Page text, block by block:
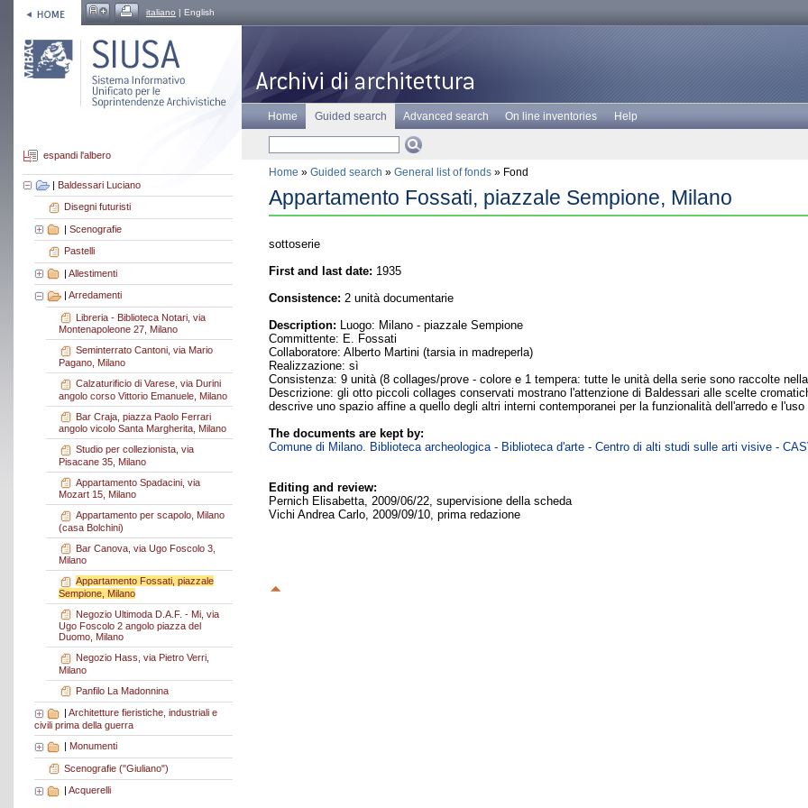
italiano | English
espandi l'albero
| Baldessari Luciano
Disegni futuristi
| Scenografie
Pastelli
| Allestimenti
Arredamenti
Libreria - Biblioteca Notari, via
Montenapoleone 27, Milano
Seminterrato Cantoni, via Mario
Pagano, Milano
Calzaturificio di Varese, via Durini
angolo corso Vittorio Emanuele, Milano
Bar Craja, piazza Paolo Ferrari
angolo vicolo Santa Margherita, Milano
Studio per collezionista, via
Pisacane 35, Milano
Appartamento Spadacini, via
Mozart 15, Milano
Appartamento per scapolo, Milano
(casa Bolchini)
Bar Canova, via Ugo Foscolo 3,
Milano
Appartamento Fossati, piazzale
Sempione, Milano
Negozio Ultimoda D.A.F. - Mi, via
Ugo Foscolo 2 angolo piazza del
Duomo, Milano
Negozio Hass, via Pietro Verri,
Milano
Panfilo La Madonnina
Architetture fieristiche, industriali e
civili prima della guerra
| Monumenti
Scenografie ("Giuliano")
| Acquerelli
Home Guided search Advanced search On line inventories Help
Home » Guided search » General list of fonds » Fond
Appartamento Fossati, piazzale Sempione, Milano
sottoserie
First and last date: 1935
Consistence: 2 unità documentarie
Description: Luogo: Milano - piazzale Sempione
Committente: E. Fossati
Collaboratore: Alberto Martini (tarsia in madreperla)
Realizzazione: sì
Consistenza: 9 unità (8 collages/prove - colore e 1 tempera: tutte le unità della serie sono raccolte
Descrizione: gli otto piccoli collages conservati mostrano l'attenzione di Baldessari alle scelte
descrive uno spazio affine a quello degli altri interni contemporanei per la funzionalità dell'arredo e l'uso
The documents are kept by:
Comune di Milano. Biblioteca archeologica - Biblioteca d'arte - Centro di alti studi sulle arti visive -
Editing and review:
Pernich Elisabetta, 2009/06/22, supervisione della scheda
Vichi Andrea Carlo, 2009/09/10, prima redazione